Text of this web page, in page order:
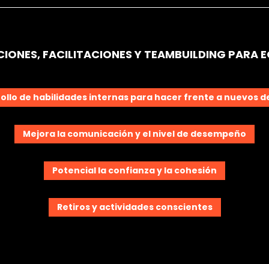
FACILITACIONES Y TEAMBUILDING PARA
de habilidades internas para hacer frente a nuevos
Mejora la comunicación y el nivel de desempeño
Potencial la confianza y la cohesión
Retiros y actividades conscientes